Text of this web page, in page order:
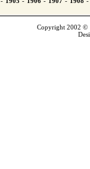
Copyright 2002 ©